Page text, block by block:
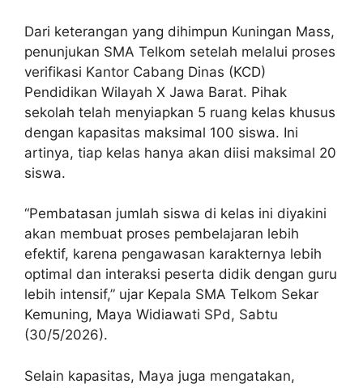
Dari keterangan yang dihimpun Kuningan Mass,
penunjukan SMA Telkom setelah melalui proses
verifikasi Kantor Cabang Dinas (KCD)
Pendidikan Wilayah X Jawa Barat. Pihak
sekolah telah menyiapkan 5 ruang kelas khusus
dengan kapasitas maksimal 100 siswa. Ini
artinya, tiap kelas hanya akan diisi maksimal 20
siswa.
“Pembatasan jumlah siswa di kelas ini diyakini
akan membuat proses pembelajaran lebih
efektif, karena pengawasan karakternya lebih
optimal dan interaksi peserta didik dengan guru
lebih intensif,” ujar Kepala SMA Telkom Sekar
Kemuning, Maya Widiawati SPd, Sabtu
(30/5/2026).
Selain kapasitas, Maya juga mengatakan,